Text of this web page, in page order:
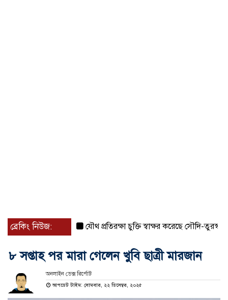
ব্রেকিং নিউজ: যৌথ প্রতিরক্ষা চুক্তি স্বাক্ষর করেছে সৌদি-তুরস্ক-
৮ সপ্তাহ পর মারা গেলেন খুবি ছাত্রী মারজান
অনলাইন ডেক্স রির্পোট
আপডেট টাইম: সোমবার, ২২ ডিসেম্বর, ২০২৫